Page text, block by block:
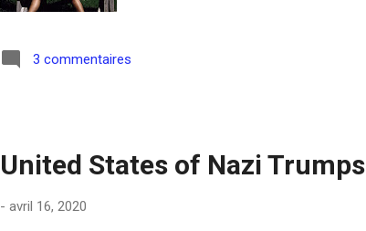
3 commentaires
United States of Nazi Trumps
- avril 16, 2020